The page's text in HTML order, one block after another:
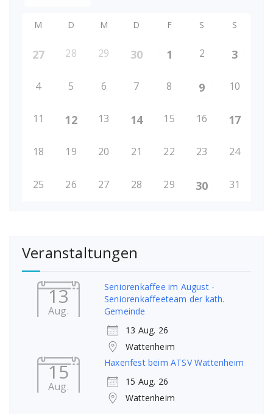
M D M D F S S
27 28 29 30 1 2 3
4 5 6 7 8 9 10
11 12 13 14 15 16 17
18 19 20 21 22 23 24
25 26 27 28 29 30 31
Veranstaltungen
13
Aug.
Seniorenkaffee im August -
Seniorenkaffeeteam der kath.
Gemeinde
13 Aug. 26
Wattenheim
15
Aug.
Haxenfest beim ATSV Wattenheim
15 Aug. 26
Wattenheim